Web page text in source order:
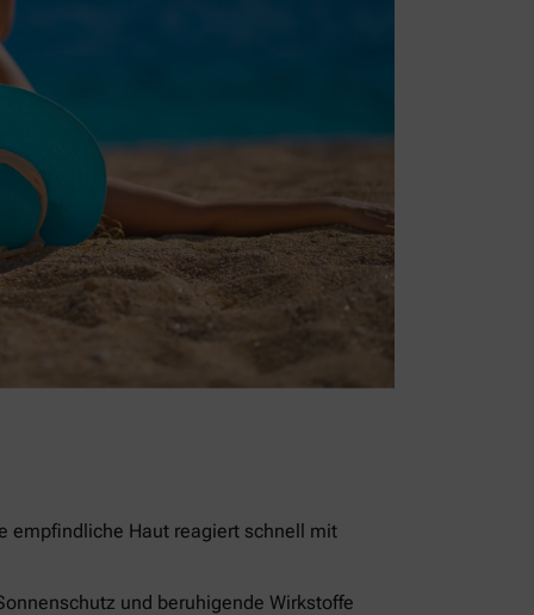
empfindliche Haut reagiert schnell mit
und beruhigende Wirkstoffe